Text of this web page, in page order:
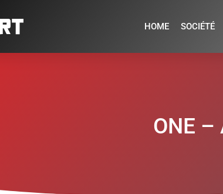
HOME SOCIÉTÉ
ONE –